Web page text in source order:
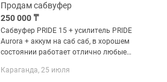
Продам сабвуфер
250 000 ₸
Сабвуфер PRIDE 15 + усилитель PRIDE
Aurora + аккум на саб саб, в хорошем
состоянии работает отлично любые
Караганда, 25 июля